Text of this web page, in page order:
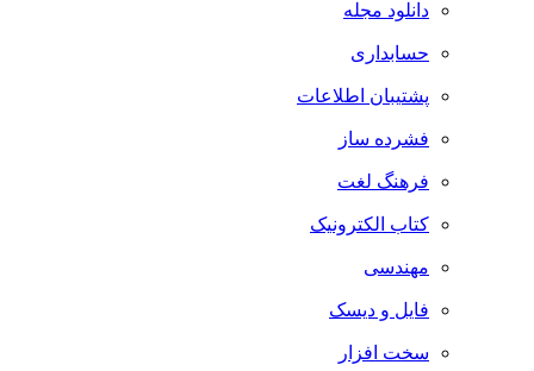
دانلود مجله
حسابداری
پشتیبان اطلاعات
فشرده ساز
فرهنگ لغت
کتاب الکترونیک
مهندسی
فایل و دیسک
سخت افزار